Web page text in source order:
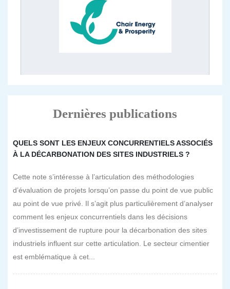
Dernières publications
QUELS SONT LES ENJEUX CONCURRENTIELS ASSOCIÉS
À LA DÉCARBONATION DES SITES INDUSTRIELS ?
Cette note s’intéresse à l’articulation des méthodologies
d’évaluation de projets lorsqu’on passe du point de vue public
au point de vue privé. Il s’agit plus particulièrement d’analyser
comment les enjeux concurrentiels dans les décisions
d’investissement de rupture pour la décarbonation des sites
industriels influent sur cette articulation. Le secteur cimentier
est emblématique à cet...